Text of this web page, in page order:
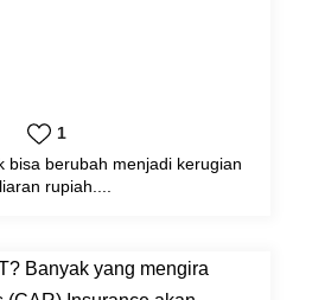
1
bisa berubah menjadi kerugian
rupiah....